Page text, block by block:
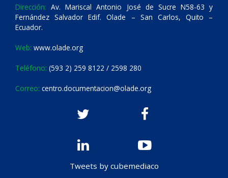
Dirección: Av. Mariscal Antonio José de Sucre N58-63 y
Fernández Salvador Edif. Olade – San Carlos, Quito –
Ecuador.
Web: www.olade.org
Teléfono: (593 2) 259 8122 / 2598 280
Correo: centro.documentacion@olade.org
Tweets by cubemediaco